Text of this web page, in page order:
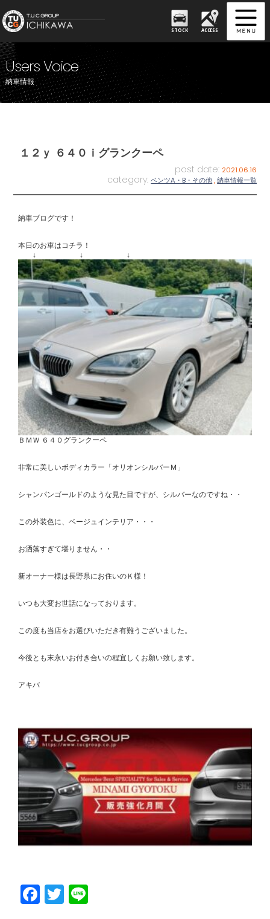
STOCK ACCESS
Users Voice
納車情報
１２ｙ ６４０ｉグランクーペ
post date: 2021.06.16
category:ベンツA・B・その他,納車情報一覧
納車ブログです！
本日のお車はコチラ！
↓ ↓ ↓
ＢＭＷ ６４０グランクーペ
非常に美しいボディカラー「オリオンシルバーＭ」
シャンパンゴールドのような見た目ですが、シルバーなのですね・・
この外装色に、ベージュインテリア・・・
お洒落すぎて堪りません・・
新オーナー様は長野県にお住いのＫ様！
いつも大変お世話になっております。
この度も当店をお選びいただき有難うございました。
今後とも末永いお付き合いの程宜しくお願い致します。
アキバ
Facebook
Twitter